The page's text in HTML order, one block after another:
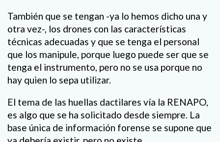
También que se tengan -ya lo hemos dicho una y
otra vez-, los drones con las características
técnicas adecuadas y que se tenga el personal
que los manipule, porque luego puede ser que se
tenga el instrumento, pero no se usa porque no
hay quien lo sepa utilizar.
El tema de las huellas dactilares vía la RENAPO,
es algo que se ha solicitado desde siempre. La
base única de información forense se supone que